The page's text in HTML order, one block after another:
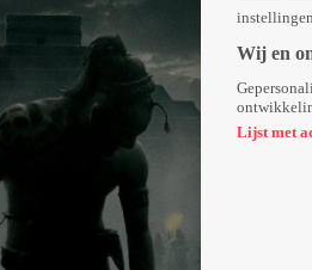
instellingen
Wij en
Lijst met